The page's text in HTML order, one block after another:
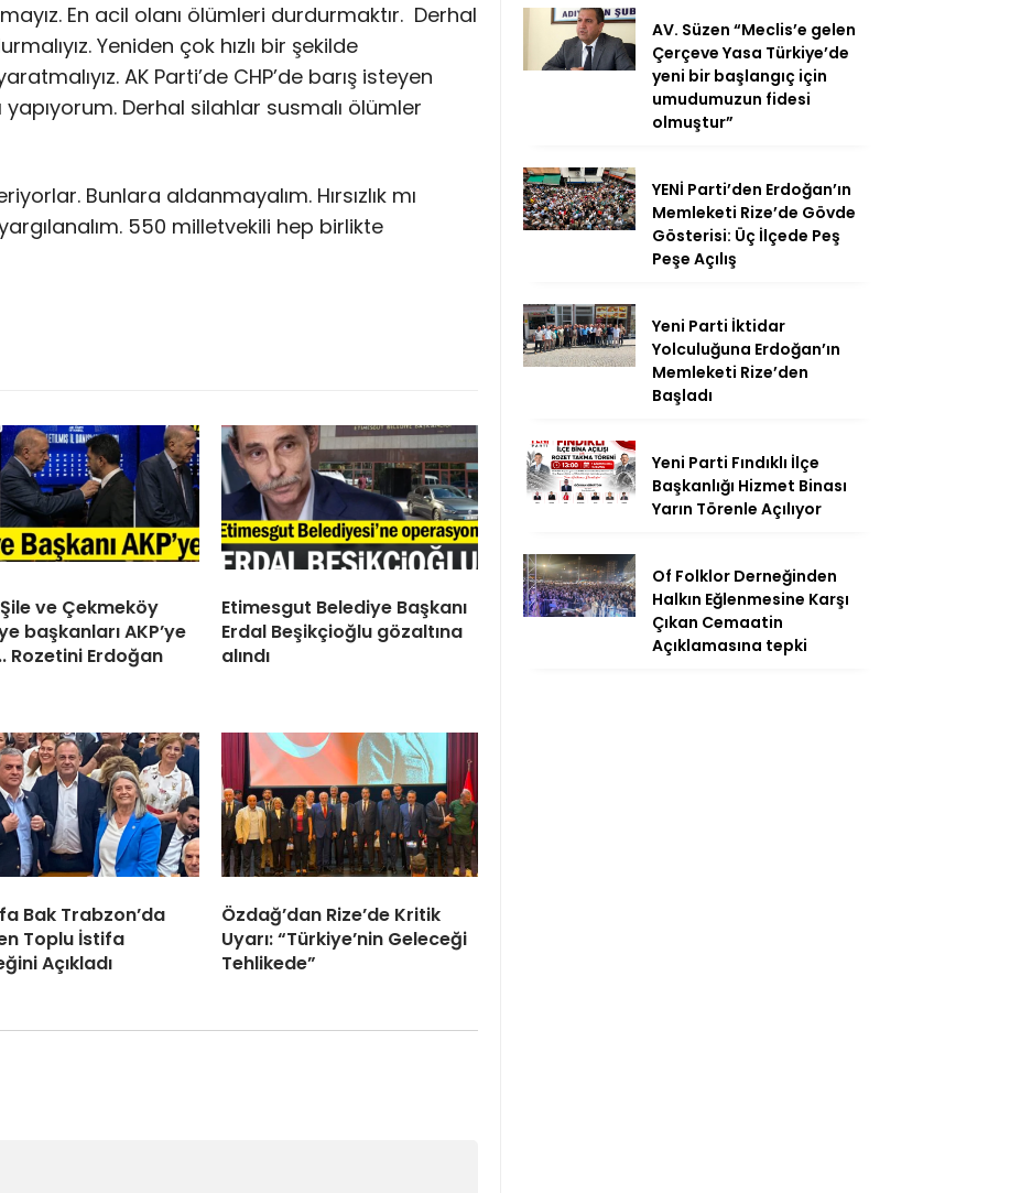
En acil olanı ölümleri durdurmaktır. Derhal
Yeniden çok hızlı bir şekilde
AK Parti’de CHP’de barış isteyen
yapıyorum. Derhal silahlar susmalı ölümler
Bunlara aldanmayalım. Hırsızlık mı
550 milletvekili hep birlikte
ve Çekmeköy
başkanları AKP’ye
Rozetini Erdoğan
Etimesgut Belediye Başkanı
Erdal Beşikçioğlu gözaltına
alındı
Bak Trabzon’da
Toplu İstifa
Açıkladı
Özdağ’dan Rize’de Kritik
Uyarı: “Türkiye’nin Geleceği
Tehlikede”
AV. Süzen “Meclis’e gelen
Çerçeve Yasa Türkiye’de
yeni bir başlangıç için
umudumuzun fidesi
olmuştur”
YENİ Parti’den Erdoğan’ın
Memleketi Rize’de Gövde
Gösterisi: Üç İlçede Peş
Peşe Açılış
Yeni Parti İktidar
Yolculuğuna Erdoğan’ın
Memleketi Rize’den
Başladı
Yeni Parti Fındıklı İlçe
Başkanlığı Hizmet Binası
Yarın Törenle Açılıyor
Of Folklor Derneğinden
Halkın Eğlenmesine Karşı
Çıkan Cemaatin
Açıklamasına tepki